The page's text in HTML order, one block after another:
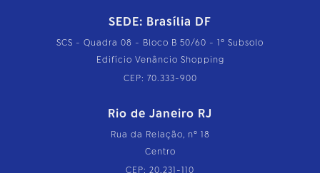
SEDE: Brasília DF
SCS - Quadra 08 - Bloco B 50/60 - 1º Subsolo
Edifício Venâncio Shopping
CEP: 70.333-900
Rio de Janeiro RJ
Rua da Relação, nº 18
Centro
CEP: 20.231-110